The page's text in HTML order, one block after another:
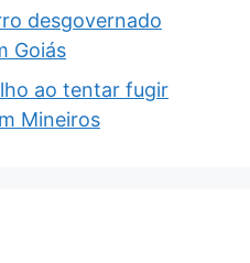
desgovernado
Goiás
ao tentar fugir
Mineiros